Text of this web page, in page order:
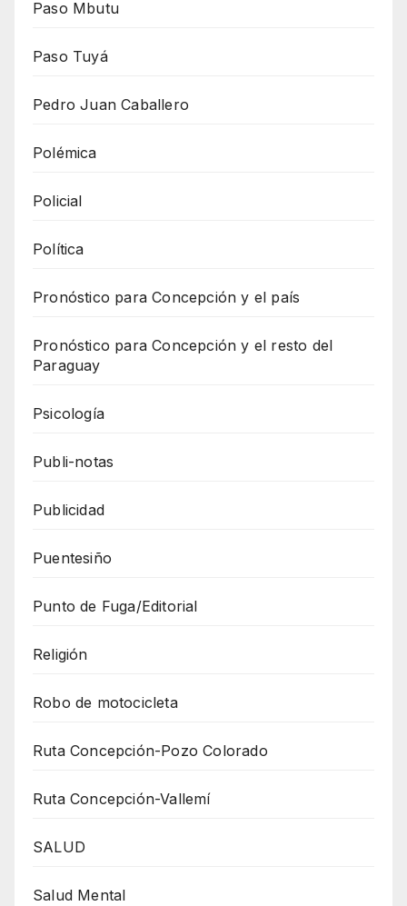
Paso Mbutu
Paso Tuyá
Pedro Juan Caballero
Polémica
Policial
Política
Pronóstico para Concepción y el país
Pronóstico para Concepción y el resto del
Paraguay
Psicología
Publi-notas
Publicidad
Puentesiño
Punto de Fuga/Editorial
Religión
Robo de motocicleta
Ruta Concepción-Pozo Colorado
Ruta Concepción-Vallemí
SALUD
Salud Mental